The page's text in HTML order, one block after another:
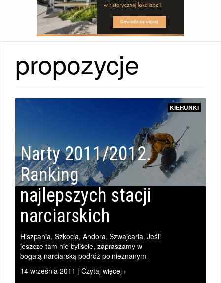
propozycje
KIERUNKI
Narty 2011/2012.
Ranking
najlepszych stacji
narciarskich
Hiszpania, Szkocja, Andora, Szwajcaria. Jeśli
jeszcze tam nie byliście, zapraszamy w
bogatą narciarską podróż po nieznanym.
14 września 2011 | Czytaj więcej ›